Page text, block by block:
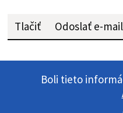
Tlačiť Odoslať e-
Boli tieto